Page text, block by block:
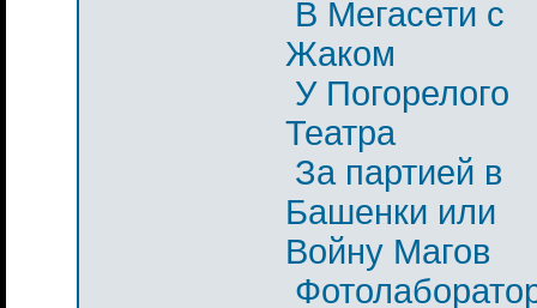
В Мегасети с
Жаком
У Погорелого
Театра
За партией в
Башенки или
Войну Магов